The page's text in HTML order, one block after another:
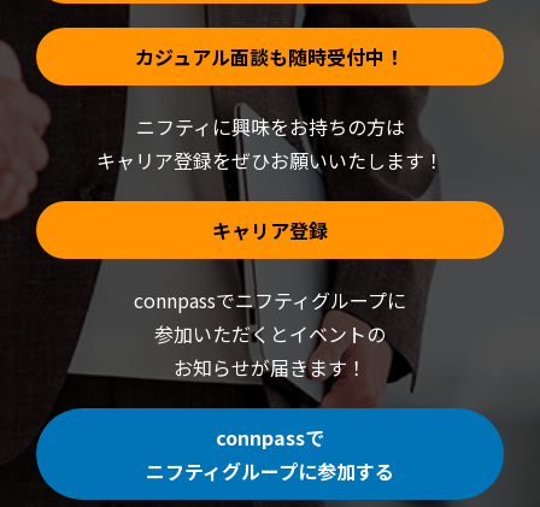
カジュアル面談も随時受付中！
ニフティに興味をお持ちの方は
キャリア登録をぜひお願いいたします！
キャリア登録
connpassでニフティグループに
参加いただくとイベントの
お知らせが届きます！
connpassで
ニフティグループに参加する